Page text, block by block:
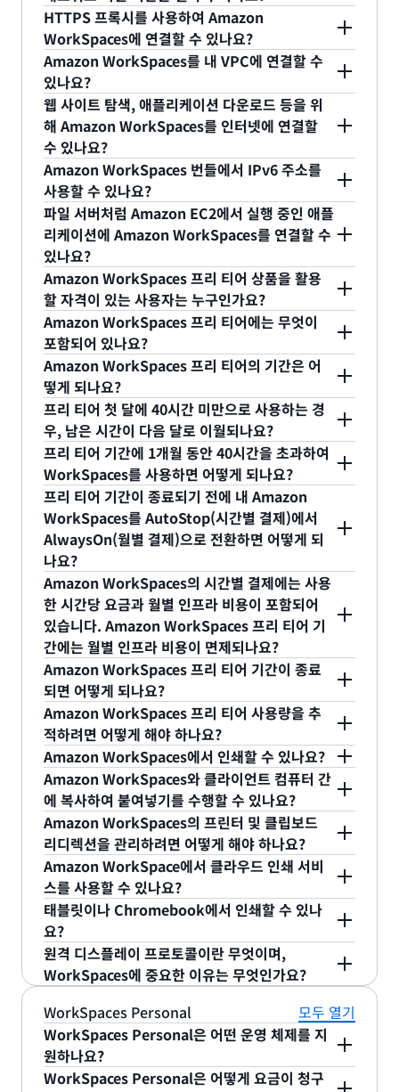
소프트웨어의 라이선스 또는 소유권에 대한 질문이
있는 경우, 법률팀, Microsoft 또는 Microsoft 리셀러
에게 문의하세요. 귀하는 Amazon WorkSpaces 사
용량에 대해 교육 기관 요금을 적용하기 위해 AWS에
서 관련 정보를 Microsoft에 제공하는 것에 동의합니
다.
일반적인 사무실 생산성 용도에는 300Kbps~1Mbps
의 대역폭 다운로드 속도를 권장합니다. 그래픽 집약
형 작업에는 3Mbps의 대역폭 다운로드 속도를 권장
합니다.
PCoIP의 경우 최대 왕복 지연 시간 권장 사항은 250
밀리초이지만, 최상의 사용자 경험은 100밀리초 미
만일 때 구현됩니다. RTT가 375밀리초를 초과하면
WorkSpaces 클라이언트 연결이 종료됩니다.
Amazon DCV의 경우 왕복 지연 시간이 250밀리초
미만일 때 최상의 사용자 경험을 제공할 수 있습니다.
RTT가 250밀리초에서 400밀리초 사이인 경우 사용
자는 WorkSpace에 액세스할 수 있지만 성능이 저하
됩니다.
HTTPS 프록시를 사용하여 Amazon
WorkSpaces에 연결할 수 있나요?
예. HTTPS 프록시를 사용하도록 WorkSpaces 클라
이언트 앱을 구성할 수 있습니다. 자세한 내용은
설명
서 를 참조하세요.
Amazon WorkSpaces를 내 VPC에 연결할 수
있나요?
예. 처음으로 WorkSpaces Management Console
에 연결하여 'getting started' 링크를 선택하면 새
VPC 및 연결된 서브넷 두 개는 물론 인터넷 게이트웨
이와 사용자를 포함할 디렉터리도 자동으로 생성됩니
다. 콘솔에 직접 액세스하도록 선택한 경우
WorkSpaces를 연결할 VPC를 선택할 수 있습니다.
온프레미스 네트워크로 다시 연결되는 VPN 연결을
사용하는 VPC가 있는 경우 WorkSpaces는 온프레
미스 네트워크와 통신할 수 있습니다. 이때 보안 그
룹, 네트워크 ACLS 및 라우팅 테이블과 같은 모든 일
반 구성 옵션을 사용하여 VPC 내에서 네트워크 액세
스에 대한 일반적인 제어 기능을 유지할 수 있습니다.
웹 사이트 탐색, 애플리케이션 다운로드 등을 위
해 Amazon WorkSpaces를 인터넷에 연결할
수 있나요?
예. 일반 VPC 구성에 따라 Amazon WorkSpaces를
인터넷에 연결하는 방법을 완벽하게 제어할 수 있습
니다. 요구 사항에 따라 인터넷 액세스에 필요한 NAT
인스턴스를 배포하거나 WorkSpaces와 연결된 탄력
적 네트워크 인터페이스(ENI)에 탄력적 IP 주소(EIP)
를 할당할 수 있습니다. 또는 온프레미스 네트워크로
다시 연결하여 WorkSpaces에서 인터넷에 액세스할
수 있습니다.
Amazon WorkSpaces 번들에서 IPv6 주소를
사용할 수 있나요?
예. Value, Standard, Performance, Power,
PowerPro, GeneralPurpose, GraphicsPro,
Graphics.g4dn 및 GraphicsPro.g4dn 번들에서
IPv6 주소를 사용할 수 있습니다.
파일 서버처럼 Amazon EC2에서 실행 중인 애플
리케이션에 Amazon WorkSpaces를 연결할 수
있나요?
예. WorkSpaces는 Amazon EC2에서 실행되는 파
일 서버와 같은 애플리케이션에 연결할 수 있습니다.
연결하고자 하는 EC2 리소스에 WorkSpaces가 도달
할 수 있도록 라우팅 테이블 항목, 보안 그룹 및 네트
워크 ACL이 적절하게 구성되어 있는지만 확인하면
됩니다.
Amazon WorkSpaces 프리 티어 상품을 활용
할 자격이 있는 사용자는 누구인가요?
Amazon WorkSpaces 프리 티어 상품은
WorkSpaces를 사용한 적이 없는 신규 또는 기존
AWS 고객에게 제공됩니다. 고객은 WorkSpaces의
신규 Amazon 고객이어야 하며 AWS 파트너 계정에
속하지 않는 계정이 있어야 합니다.
Amazon WorkSpaces 프리 티어에는 무엇이
포함되어 있나요?
최신 정보는 WorkSpaces요금 페이지를 참조하세
요.
Amazon WorkSpaces 프리 티어의 기간은 어
떻게 되나요?
프리 티어 오퍼는 첫 번째 Amazon WorkSpace를
시작할 때 시작되어 세 번째 청구 주기가 지난 후 만
료됩니다. 예를 들어, 이번 달 15일에 첫 번째
WorkSpace를 시작하는 경우 프리 티어 오퍼는 다음
달 말까지 제공됩니다. 프리 티어를 통해 기간 한정
프로모션 혜택이 제공될 수 있습니다. 최신 정보는
WorkSpaces요금 페이지를 참조하세요.
프리 티어 첫 달에 40시간 미만으로 사용하는 경
우, 남은 시간이 다음 달로 이월되나요?
Amazon WorkSpaces 프리 티어에서는 월별로 통
합 40시간을 사용할 수 있습니다. 미사용 시간은 새로
운 월이 시작될 때 만료됩니다. 프리 티어를 통해 기
간 한정 프로모션 혜택이 제공될 수 있습니다. 최신
정보는 WorkSpaces요금 페이지를 참조하세요.
프리 티어 기간에 1개월 동안 40시간을 초과하여
WorkSpaces를 사용하면 어떻게 되나요?
프리 티어 기간에 1개월 동안 40시간을 초과하여 사
용하는 경우 Amazon WorkSpaces에 대한 현재 시
간당 요금이 부과됩니다. 프리 티어를 통해 기간 한정
프로모션 혜택이 제공될 수 있습니다. 최신 정보는
WorkSpaces요금 페이지 를 참조하세요.
프리 티어 기간이 종료되기 전에 내 Amazon
WorkSpaces를 AutoStop(시간별 결제)에서
AlwaysOn(월별 결제)으로 전환하면 어떻게 되
나요?
프리 티어를 사용하기 위해서는 Amazon
WorkSpaces가 AutoStop 실행 모드로 실행되어야
합니다. WorkSpaces 실행 모드를 AlwaysOn으로
변경할 수 있지만, 변경하는 경우 WorkSpaces가 월
별 결제로 전환되고 프리 티어 기간이 종료됩니다.
Amazon WorkSpaces의 시간별 결제에는 사용
한 시간당 요금과 월별 인프라 비용이 포함되어
있습니다. Amazon WorkSpaces 프리 티어 기
간에는 월별 인프라 비용이 면제되나요?
프리 티어 기간에는 Amazon WorkSpaces의 월별
인프라 비용이 면제됩니다.
Amazon WorkSpaces 프리 티어 기간이 종료
되면 어떻게 되나요?
프리 티어 기간이 종료되면 Amazon WorkSpaces
에는 현재 시간별 요금이 부과됩니다. 또한, 월별 인
프라 비용이 적용되기 시작합니다. 현재 요금은
Amazon WorkSpaces 요금페이지를 참조하십시
오.
Amazon WorkSpaces 프리 티어 사용량을 추
적하려면 어떻게 해야 하나요?
Amazon WorkSpaces 프리 티어 사용량을 추적하
려면 AWS Management Console에서 [My
Account] 페이지로 이동하여 서비스 및 리전별로 현
재와 과거 활동을 확인하십시오. 사용 보고서를 다운
로드할 수도 있습니다. 자세한 내용은결제 보고서를
통한 사용 정보 이해섹션을 참조하세요.
Amazon WorkSpaces에서 인쇄할 수 있나요?
A: 예. Windows, Ubuntu, Rocky Linux 및 Red
Hat Enterprise Linux구동 Amazon WorkSpaces
에서는 로컬 프린터, 네트워크 프린터, 클라우드 인쇄
서비스를 지원합니다. Amazon Linux 2 구동
Amazon WorkSpaces에서는 네트워크 프린터 및
클라우드 인쇄 서비스를 지원합니다. 자세한 내용은
설명서의 클라이언트에서 인쇄하는 방법 섹션을 참조
하세요.
Amazon WorkSpaces와 클라이언트 컴퓨터 간
에 복사하여 붙여넣기를 수행할 수 있나요?
Amazon WorkSpaces와 클라이언트 컴퓨터 간에
텍스트를 복사하여 붙여넣을 수 있지만 파일은 복사
하여 붙여넣을 수 없습니다.
Amazon WorkSpaces의 프린터 및 클립보드
리디렉션을 관리하려면 어떻게 해야 하나요?
기본적으로 로컬 프린터 자동 리디렉션 및 클립보드
리디렉션이 활성화됩니다. 둘 중 하나 또는 두 가지를
모두 비활성화하려는 경우 사용하는 WorkSpaces
유형에 따라 단계가 달라집니다.
Windows WorkSpaces Personal: 그룹 정책을
사용합니다. 자세한 내용은설명서에서
Windows WorkSpaces 관리
를 참조하세요.
Amazon Linux 2 WorkSpaces Personal:
WorkSpaces의 구성 파일을 수정합니다. 자세한
Amazon WorkSpace에서 클라우드 인쇄 서비
스를 사용할 수 있나요?
WorkSpace에서는 Cortado ThinPrint®(이에 국한
되지 않음)를 비롯한 클라우드 인쇄 서비스를 사용할
수 있습니다.
태블릿이나 Chromebook에서 인쇄할 수 있나
요?
태블릿 및 Android 호환 ChromeOS용 Amazon
WorkSpaces 클라이언트는 Cortado
인쇄 서비스를 지원합니다. 로컬 및 네트워크 인쇄는
현재 지원되지 않습니다.
원격 디스플레이 프로토콜이란 무엇이며,
WorkSpaces에 중요한 이유는 무엇인가요?
리형 고성능 가상 데스크톱 환경을 제공할 수 있도록
하는 기술 중 하나입니다. 디스플레이 프로토콜 호스
트 에이전트는 호스팅되는 데스크톱에서 실행됩니다.
디스플레이 프로토콜은 데스크톱 콘텐츠, CPU/GPU
WorkSpaces Personal
모두 열기
WorkSpaces Personal은 어떤 운영 체제를 지
원하나요?
WorkSpaces Personal은 어떻게 요금이 청구